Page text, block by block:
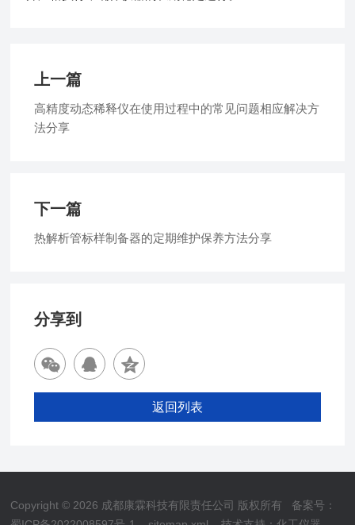
上一篇
高精度动态稀释仪在使用过程中的常见问题相应解决方
法分享
下一篇
热解析管标样制备器的定期维护保养方法分享
分享到
返回列表
Copyright © 2026 成都康霖科技有限责任公司 版权所有 备案号：